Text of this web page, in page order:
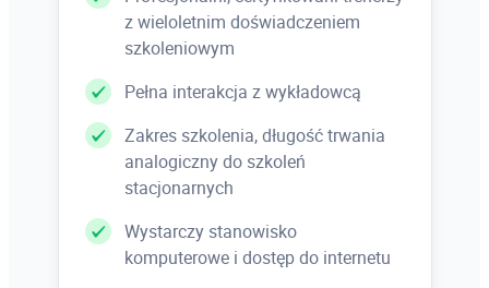
z wieloletnim doświadczeniem
szkoleniowym
Pełna interakcja z wykładowcą
Zakres szkolenia, długość trwania
analogiczny do szkoleń
stacjonarnych
Wystarczy stanowisko
komputerowe i dostęp do internetu